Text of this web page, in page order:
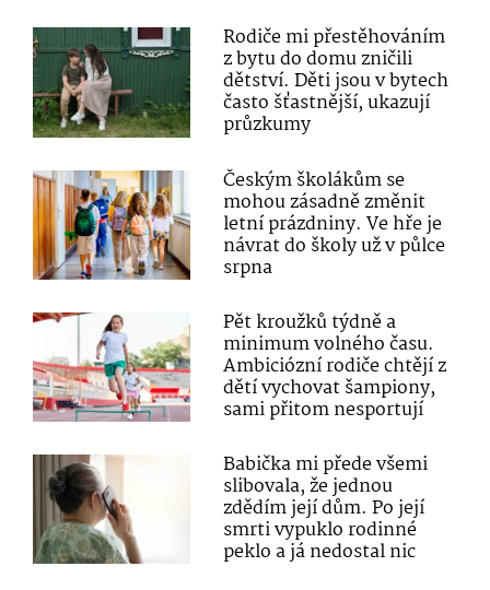
Rodiče mi přestěhováním
z bytu do domu zničili
dětství. Děti jsou v bytech
často šťastnější, ukazují
průzkumy
Českým školákům se
mohou zásadně změnit
letní prázdniny. Ve hře je
návrat do školy už v půlce
srpna
Pět kroužků týdně a
minimum volného času.
Ambiciózní rodiče chtějí z
dětí vychovat šampiony,
sami přitom nesportují
Babička mi přede všemi
slibovala, že jednou
zdědím její dům. Po její
smrti vypuklo rodinné
peklo a já nedostal nic